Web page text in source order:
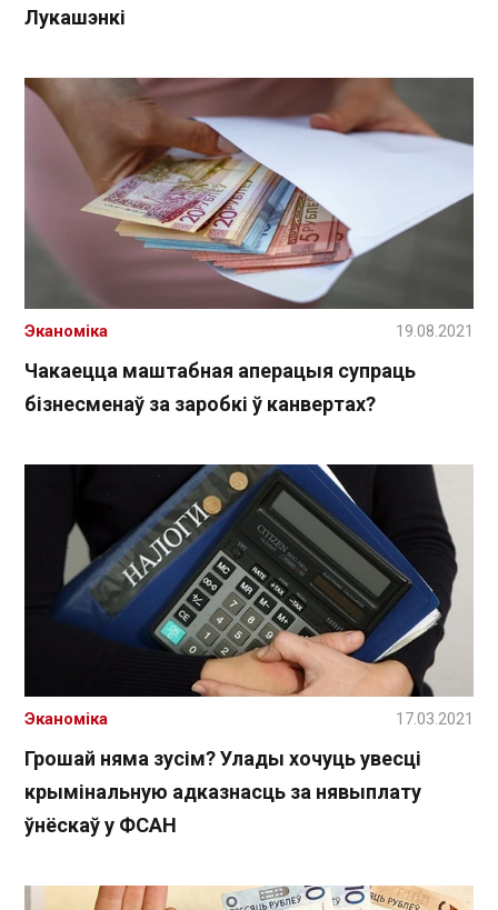
Лукашэнкі
Чакаецца маштабная аперацыя супраць
бізнесменаў за заробкі ў канвертах?
Эканоміка 19.08.2021
Грошай няма зусім? Улады хочуць увесці
крымінальную адказнасць за нявыплату
ўнёскаў у ФСАН
Эканоміка 17.03.2021